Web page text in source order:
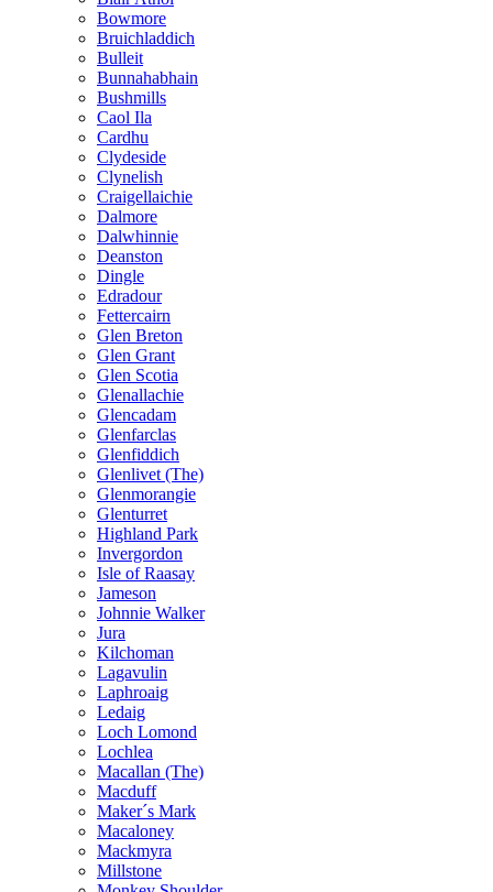
Bowmore
Bruichladdich
Bulleit
Bunnahabhain
Bushmills
Caol Ila
Cardhu
Clydeside
Clynelish
Craigellaichie
Dalmore
Dalwhinnie
Deanston
Dingle
Edradour
Fettercairn
Glen Breton
Glen Grant
Glen Scotia
Glenallachie
Glencadam
Glenfarclas
Glenfiddich
Glenlivet (The)
Glenmorangie
Glenturret
Highland Park
Invergordon
Isle of Raasay
Jameson
Johnnie Walker
Jura
Kilchoman
Lagavulin
Laphroaig
Ledaig
Loch Lomond
Lochlea
Macallan (The)
Macduff
Maker´s Mark
Macaloney
Mackmyra
Millstone